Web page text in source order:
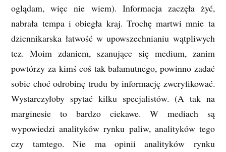
oglądam, więc nie wiem). Informacja zaczęła żyć,
nabrała tempa i obiegła kraj. Trochę martwi mnie ta
dziennikarska łatwość w upowszechnianiu wątpliwych
tez. Moim zdaniem, szanujące się medium, zanim
powtórzy za kimś coś tak bałamutnego, powinno zadać
sobie choć odrobinę trudu by informację zweryfikować.
Wystarczyłoby spytać kilku specjalistów. (A tak na
marginesie to bardzo ciekawe. W mediach są
wypowiedzi analityków rynku paliw, analityków tego
czy tamtego. Nie ma opinii analityków rynku